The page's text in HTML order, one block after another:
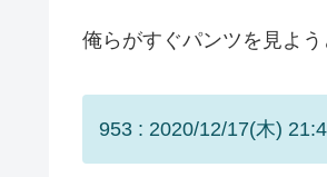
俺らがすぐパンツを見よう
953 : 2020/12/17(木)